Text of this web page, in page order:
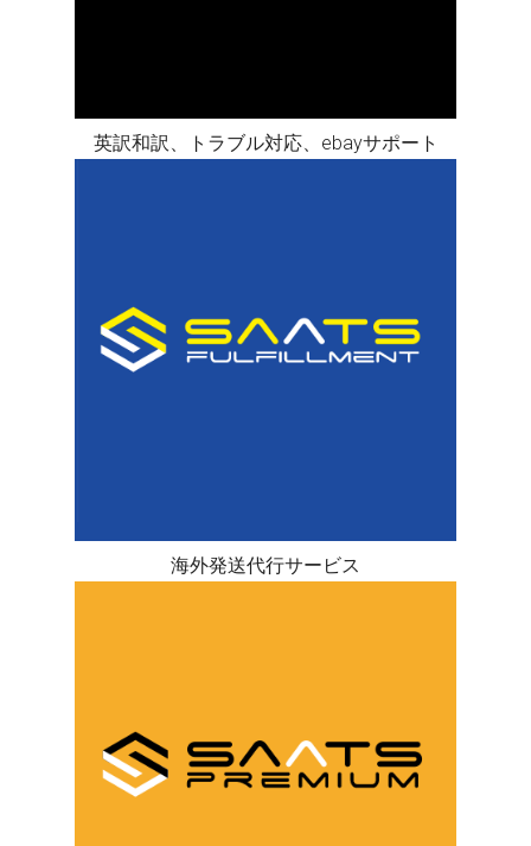
英訳和訳、トラブル対応、ebayサポート
海外発送代行サービス